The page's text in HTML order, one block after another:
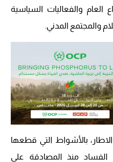
والفعاليات السياسية
والمجتمع المدني.
بالأشواط التي قطعها
منذ المصادقة على